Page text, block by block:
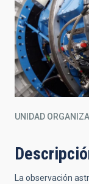
UNIDAD
La observación